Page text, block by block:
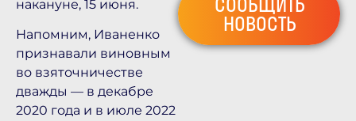
накануне, 15 июня.
Напомним, Иваненко
признавали виновным
во взяточничестве
дважды — в декабре
2020 года и в июле 2022
НОВОСТЬ